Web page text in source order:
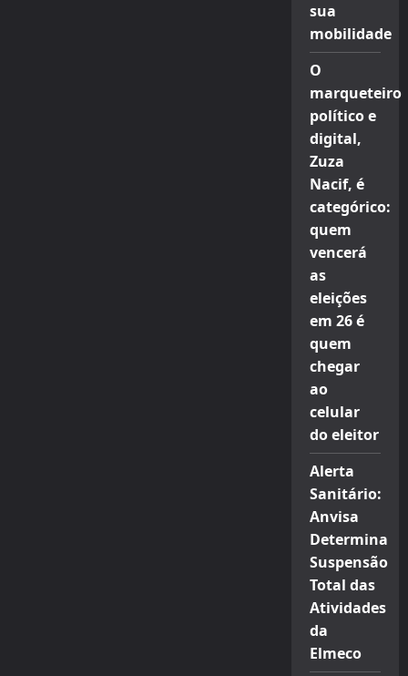
sua
mobilidade
O
marqueteiro
político e
digital,
Zuza
Nacif, é
categórico:
quem
vencerá
as
eleições
em 26 é
quem
chegar
ao
celular
do eleitor
Alerta
Sanitário:
Anvisa
Determina
Suspensão
Total das
Atividades
da
Elmeco